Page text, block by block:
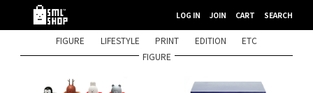
LOG IN JOIN CART SEARCH
FIGURE LIFESTYLE PRINT EDITION
ETC
FIGURE